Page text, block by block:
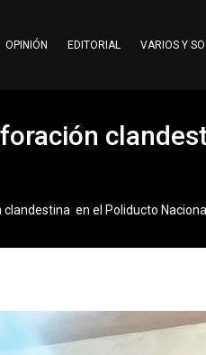
OPINIÓN EDITORIAL VARIOS Y
en el Poliducto